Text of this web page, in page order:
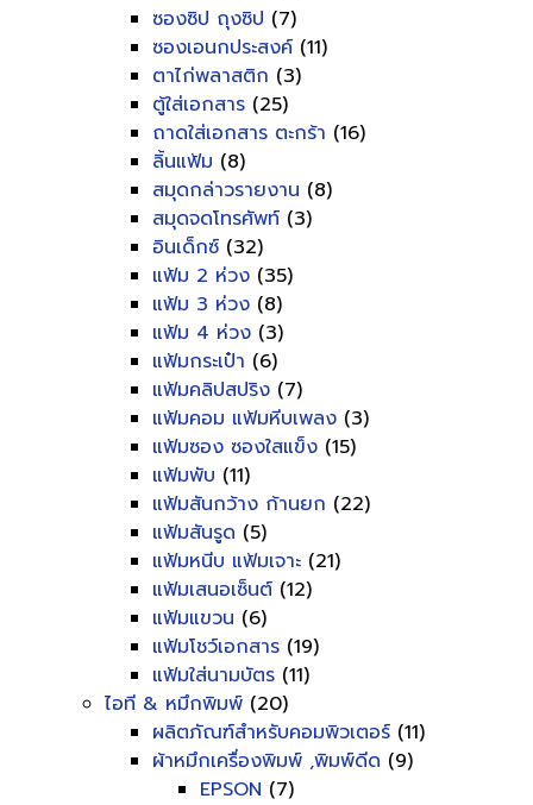
ซองซิป ถุงซิป (7)
ซองเอนกประสงค์ (11)
ตาไก่พลาสติก (3)
ตู้ใส่เอกสาร (25)
ถาดใส่เอกสาร ตะกร้า (16)
ลิ้นแฟ้ม (8)
สมุดกล่าวรายงาน (8)
สมุดจดโทรศัพท์ (3)
อินเด็กซ์ (32)
แฟ้ม 2 ห่วง (35)
แฟ้ม 3 ห่วง (8)
แฟ้ม 4 ห่วง (3)
แฟ้มกระเป๋า (6)
แฟ้มคลิปสปริง (7)
แฟ้มคอม แฟ้มหีบเพลง (3)
แฟ้มซอง ซองใสแข็ง (15)
แฟ้มพับ (11)
แฟ้มสันกว้าง ก้านยก (22)
แฟ้มสันรูด (5)
แฟ้มหนีบ แฟ้มเจาะ (21)
แฟ้มเสนอเซ็นต์ (12)
แฟ้มแขวน (6)
แฟ้มโชว์เอกสาร (19)
แฟ้มใส่นามบัตร (11)
ไอที & หมึกพิมพ์ (20)
ผลิตภัณฑ์สำหรับคอมพิวเตอร์ (11)
ผ้าหมึกเครื่องพิมพ์ ,พิมพ์ดีด (9)
EPSON (7)